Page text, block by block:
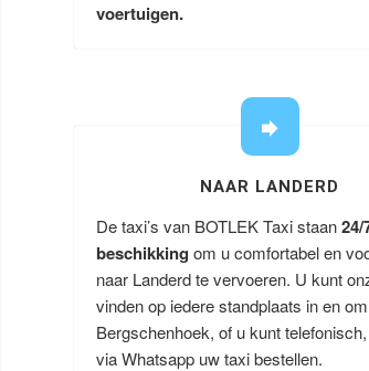
voertuigen.
NAAR LANDERD
De taxi’s van BOTLEK Taxi staan
beschikking om u comfortabel en
naar Landerd te vervoeren. U kunt
vinden op iedere standplaats in en om
Bergschenhoek, of u kunt
via Whatsapp uw taxi bestellen.